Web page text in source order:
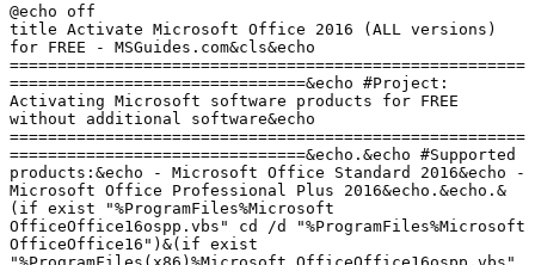
@echo off
title Activate Microsoft Office 2016 (ALL versions)
for FREE - MSGuides.com&cls&echo
======================================================
===============================&echo #Project:
Activating Microsoft software products for FREE
without additional software&echo
======================================================
===============================&echo.&echo #Supported
products:&echo - Microsoft Office Standard 2016&echo -
Microsoft Office Professional Plus 2016&echo.&echo.&
(if exist "%ProgramFiles%Microsoft
OfficeOffice16ospp.vbs" cd /d "%ProgramFiles%Microsoft
OfficeOffice16")&(if exist